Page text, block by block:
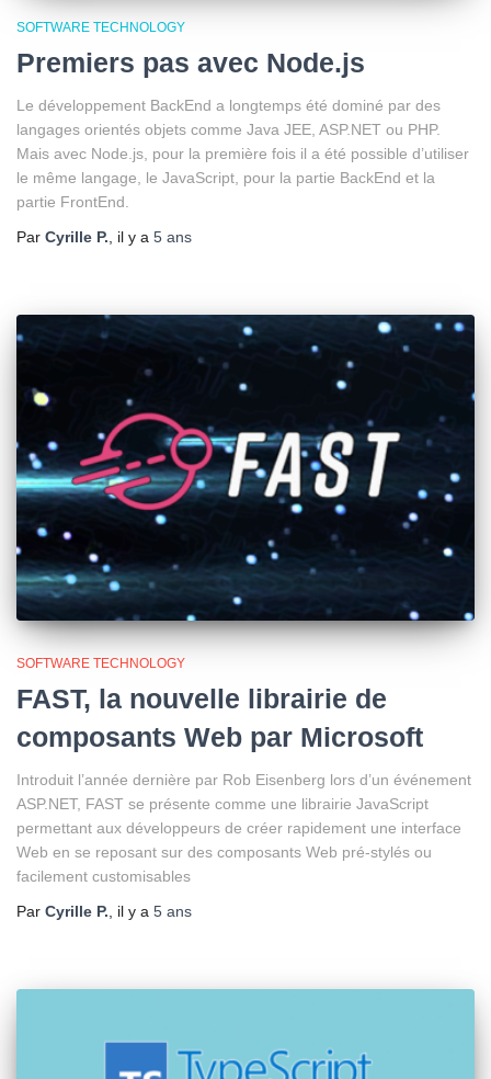
SOFTWARE TECHNOLOGY
Premiers pas avec Node.js
Le développement BackEnd a longtemps été dominé par des
langages orientés objets comme Java JEE, ASP.NET ou PHP.
Mais avec Node.js, pour la première fois il a été possible d’utiliser
le même langage, le JavaScript, pour la partie BackEnd et la
partie FrontEnd.
Par Cyrille P., il y a 5 ans
SOFTWARE TECHNOLOGY
FAST, la nouvelle librairie de
composants Web par Microsoft
Introduit l’année dernière par Rob Eisenberg lors d’un événement
ASP.NET, FAST se présente comme une librairie JavaScript
permettant aux développeurs de créer rapidement une interface
Web en se reposant sur des composants Web pré-stylés ou
facilement customisables
Par Cyrille P. , il y a 5 ans